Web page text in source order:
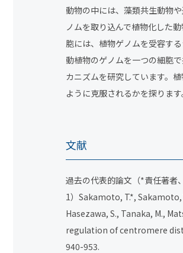
動物の中には、藻類共生動物
ノムを取り込んで植物化した
胞には、植物ゲノムを受容す
動植物のゲノムを一つの細胞
カニズムを研究しています。
ように克服されるかを探ります
文献
過去の代表的論文（*責任著者、
1）Sakamoto, T.*, Sakamoto,
Hasezawa, S., Tanaka, M.,
regulation of centromere
940-953.